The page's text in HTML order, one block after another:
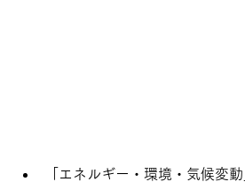
「エネルギー・環境・気候変